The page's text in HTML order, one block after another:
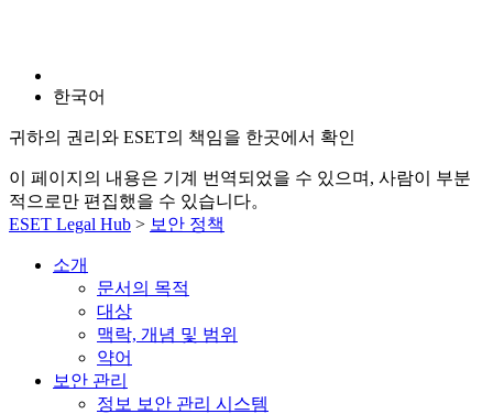
한국어
귀하의 권리와 ESET의 책임을 한곳에서 확인
이 페이지의 내용은 기계 번역되었을 수 있으며, 사람이 부분
적으로만 편집했을 수 있습니다。
ESET Legal Hub > 보안 정책
소개
문서의 목적
대상
맥락, 개념 및 범위
약어
보안 관리
정보 보안 관리 시스템